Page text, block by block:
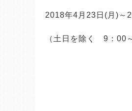
2018年4 月 23 日 ( 月 ) ～
（土日を除く　9：00